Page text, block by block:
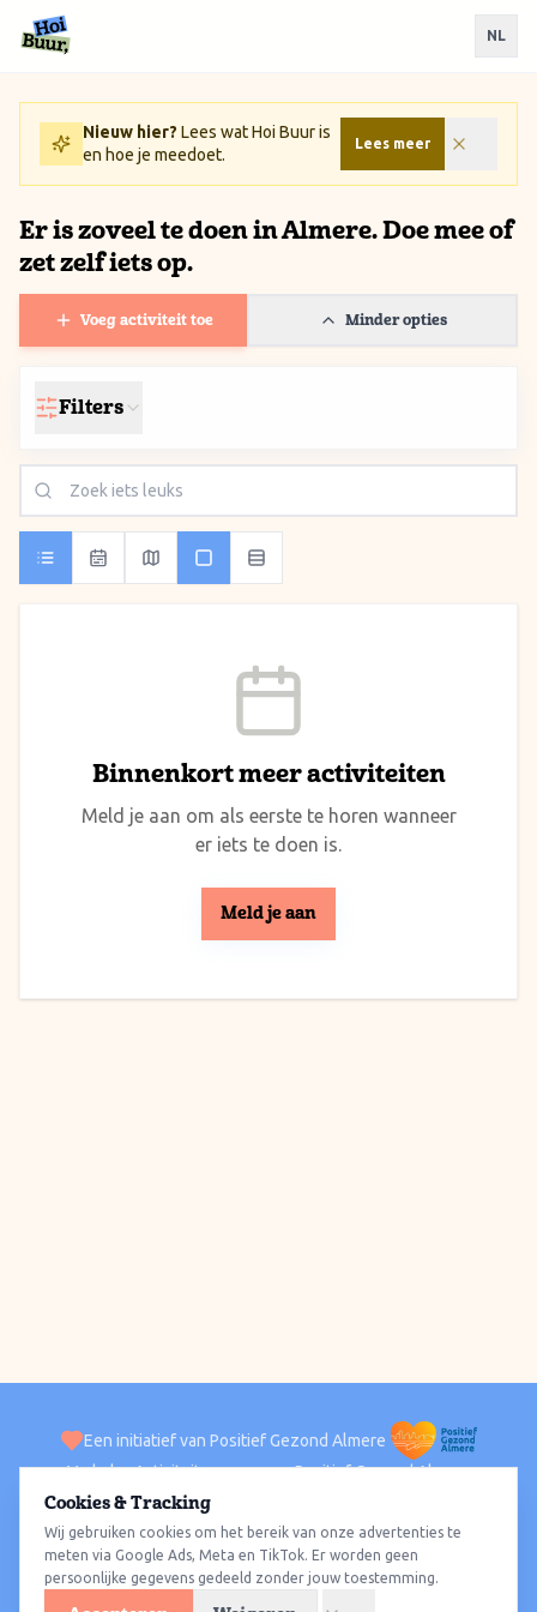
Ga naar inhoud / Skip to content
NL
Nieuw hier? Lees wat Hoi Buur is
en hoe je meedoet.
Lees meer
Er is zoveel te doen in Almere. Doe mee of
zet zelf iets op.
Voeg activiteit toe Minder opties
Filters
Binnenkort meer activiteiten
Meld je aan om als eerste te horen wanneer
er iets te doen is.
Meld je aan
Een initiatief van Positief Gezond Almere
VerhalenActiviteiten Positief Gezond Almere
ACTIVITEITEN PER WIJK
Alle wijkenAlmere HavenAlmere StadAlmere BuitenAlmere Poort
Almere HoutAlmere OosterwoldWat te doen
Cookies & Tracking
Wij gebruiken cookies om het bereik van onze advertenties te
meten via Google Ads, Meta en TikTok. Er worden geen
persoonlijke gegevens gedeeld zonder jouw toestemming.